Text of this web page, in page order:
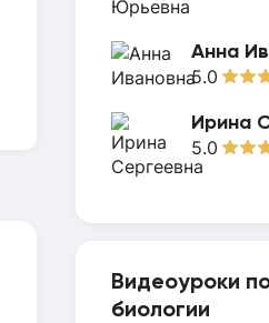
Анна
5.0
Ирина
5.0
Видеоуроки
биологии